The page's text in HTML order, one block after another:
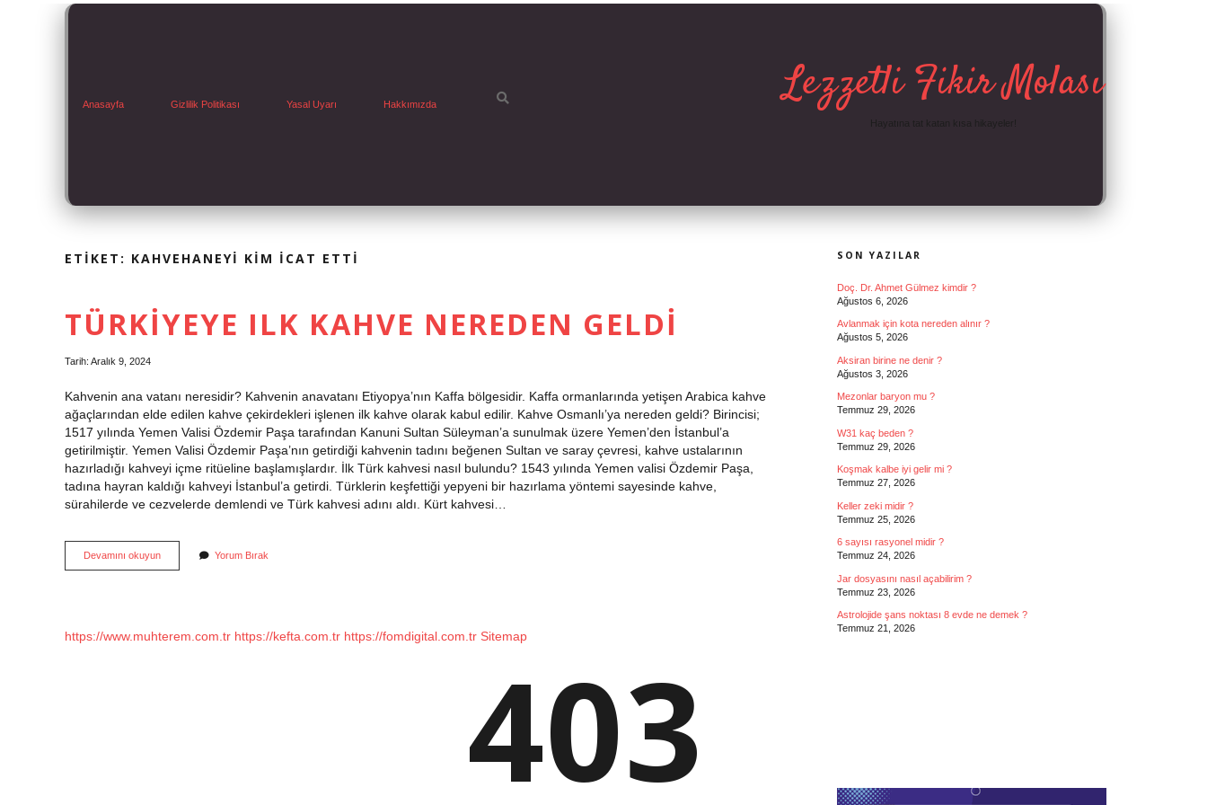
Anasayfa Gizlilik Politikası Yasal Uyarı Hakkımızda Lezzetli Fikir Molası
ETIKET: KAHVEHANEYI KIM ICAT ETTI
TÜRKIYEYE ILK KAHVE NEREDEN GELDI
Tarih: Aralık 9, 2024
Kahvenin ana vatanı neresidir? Kahvenin anavatanı Etiyopya’nın Kaffa bölgesidir. Kaffa ormanlarında yetişen Arabica kahve
ağaçlarından elde edilen kahve çekirdekleri işlenen ilk kahve olarak kabul edilir. Kahve Osmanlı’ya nereden geldi? Birincisi;
1517 yılında Yemen Valisi Özdemir Paşa tarafından Kanuni Sultan Süleyman’a sunulmak üzere Yemen’den İstanbul’a
getirilmiştir. Yemen Valisi Özdemir Paşa’nın getirdiği kahvenin tadını beğenen Sultan ve saray çevresi, kahve ustalarının
hazırladığı kahveyi içme ritüeline başlamışlardır. İlk Türk kahvesi nasıl bulundu? 1543 yılında Yemen valisi Özdemir Paşa,
tadına hayran kaldığı kahveyi İstanbul’a getirdi. Türklerin keşfettiği yepyeni bir hazırlama yöntemi sayesinde kahve,
sürahilerde ve cezvelerde demlendi ve Türk kahvesi adını aldı. Kürt kahvesi…
Devamını okuyunTürkiyeye
Ilk
Yorum Bırak
https://www.muhterem.com.tr https://kefta.com.tr https://fomdigital.com.tr Sitemap
SIDEBAR
SON YAZILAR
Doç. Dr. Ahmet Gülmez kimdir ?
Ağustos 6, 2026
Avlanmak için kota nereden alınır ?
Ağustos 5, 2026
Aksiran birine ne denir ?
Ağustos 3, 2026
Mezonlar baryon mu ?
Temmuz 29, 2026
W31 kaç beden ?
Temmuz 29, 2026
Koşmak kalbe iyi gelir mi ?
Temmuz 27, 2026
Keller zeki midir ?
Temmuz 25, 2026
6 sayısı rasyonel midir ?
Temmuz 24, 2026
Jar dosyasını nasıl açabilirim ?
Temmuz 23, 2026
Astrolojide şans noktası 8 evde ne demek ?
Temmuz 21, 2026
403